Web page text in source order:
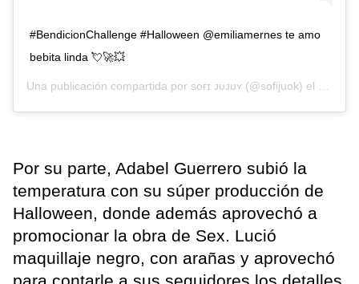
#BendicionChallenge #Halloween @emiliamernes te amo
bebita linda 💘🚀💥
Una publicación compartida por sᴏғɪ ᴊᴜᴊᴜʏ (@sofijuok) el
Por su parte, Adabel Guerrero subió la
temperatura con su súper producción de
Halloween, donde además aprovechó a
promocionar la obra de Sex. Lució
maquillaje negro, con arañas y aprovechó
para contarle a sus seguidores los detalles